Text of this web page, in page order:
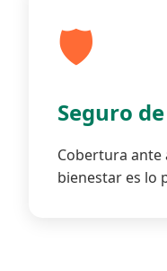
🛡️
Seguro
Cobertura ante
bienestar es lo